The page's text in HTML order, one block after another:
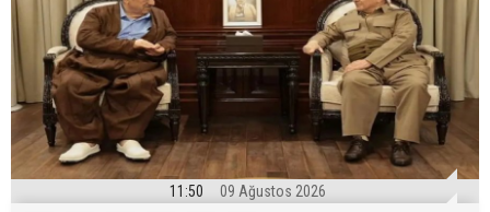
11:50 09 Ağustos 2026